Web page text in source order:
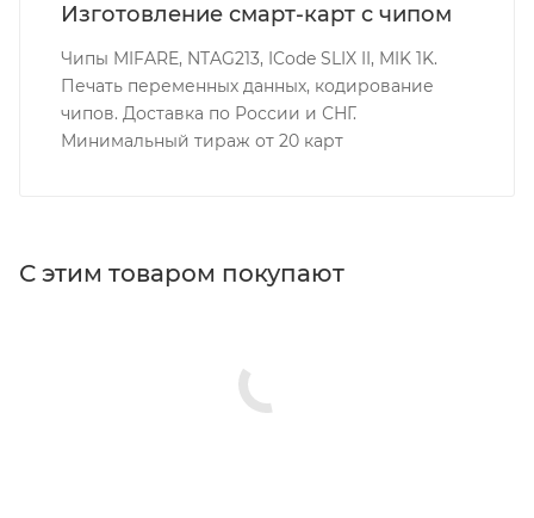
Изготовление смарт-карт с чипом
Чипы MIFARE, NTAG213, ICode SLIX II, MIK 1K.
Печать переменных данных, кодирование
чипов. Доставка по России и СНГ.
Минимальный тираж от 20 карт
С этим товаром покупают